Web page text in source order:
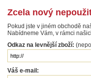
Zcela nový
Pokud jste v jiném obchodě
Nabídneme Vám, v rámci
Odkaz na levnější zboží:
Váš e-mail: